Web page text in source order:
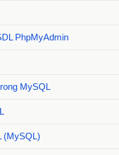
PhpMyAdmin
MySQL
(MySQL)